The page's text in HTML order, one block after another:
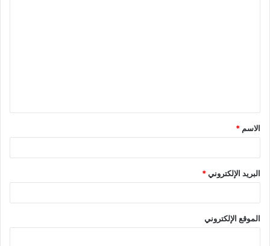
الاسم *
البريد الإلكتروني*
الموقع الإلكتروني